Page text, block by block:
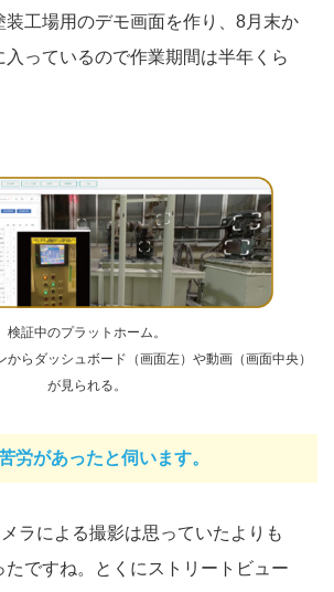
装工場用のデモ画面を作り、8月末か
入っているので作業期間は半年くら
検証中のプラットホーム。
らダッシュボード（画面左）や動画（画面中央）
が見られる。
労があったと伺います。
ラによる撮影は思っていたよりも
たですね。とくにストリートビュー